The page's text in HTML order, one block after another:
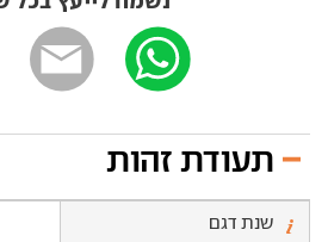
תעודת זהות
שנת דגם